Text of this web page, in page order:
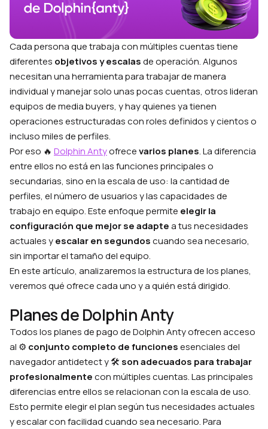
Cada persona que trabaja con múltiples cuentas tiene
diferentes objetivos y escalasde operación. Algunos
necesitan una herramienta para trabajar de manera
individual y manejar solo unas pocas cuentas, otros lideran
equipos de media buyers, y hay quienes ya tienen
operaciones estructuradas con roles definidos y cientos o
incluso miles de perfiles.
Por eso 🔥 Dolphin Antyofrecevarios planes. La diferencia
entre ellos no está en las funciones principales o
secundarias, sino en la escala de uso: la cantidad de
perfiles, el número de usuarios y las capacidades de
trabajo en equipo. Este enfoque permite elegir la
configuración que mejor se adaptea tus necesidades
actuales yescalar en segundoscuando sea necesario,
sin importar el tamaño del equipo.
En este artículo, analizaremos la estructura de los planes,
veremos qué ofrece cada uno y a quién está dirigido.
Planes de Dolphin Anty
Todos los planes de pago de Dolphin Anty ofrecen acceso
al ⚙️ conjunto completo de funcionesesenciales del
navegador antidetect y 🛠 son adecuados para trabajar
profesionalmentecon múltiples cuentas. Las principales
diferencias entre ellos se relacionan con la escala de uso.
Esto permite elegir el plan según tus necesidades actuales
y escalar con facilidad cuando sea necesario. Para